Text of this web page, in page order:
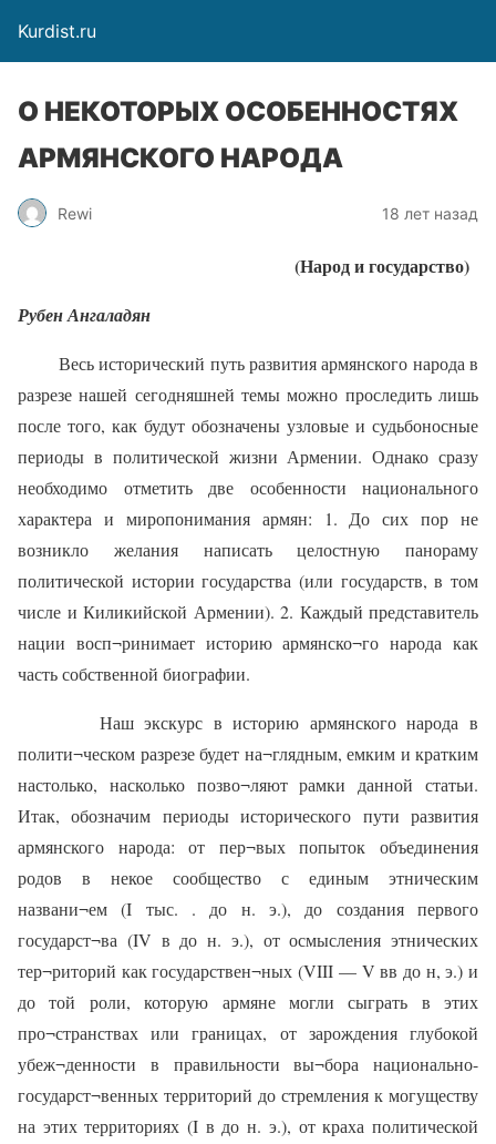
Kurdist.ru
О НЕКОТОРЫХ ОСОБЕННОСТЯХ
АРМЯНСКОГО НАРОДА
Rewi 18 лет назад
(Народ и государство)
Рубен Ангаладян
Весь исторический путь развития армянского народа в
разрезе нашей сегодняшней темы можно проследить лишь
после того, как будут обозначены узловые и судьбоносные
периоды в политической жизни Армении. Однако сразу
необходимо отметить две особенности национального
характера и миропонимания армян: 1. До сих пор не
возникло желания написать целостную панораму
политической истории государства (или государств, в том
числе и Киликийской Армении). 2. Каждый представитель
нации восп¬ринимает историю армянско¬го народа как
часть собственной биографии.
Наш экскурс в историю армянского народа в
полити¬ческом разрезе будет на¬глядным, емким и кратким
настолько, насколько позво¬ляют рамки данной статьи.
Итак, обозначим периоды исторического пути развития
армянского народа: от пер¬вых попыток объединения
родов в некое сообщество с единым этническим
названи¬ем (I тыс. . до н. э.), до создания первого
государст¬ва (IV в до н. э.), от осмысления этнических
тер¬риторий как государствен¬ных (VIII — V вв до н, э.) и
до той роли, которую армяне могли сыграть в этих
про¬странствах или границах, от зарождения глубокой
убеж¬денности в правильности вы¬бора национально-
государст¬венных территорий до стремления к могуществу
на этих территориях (I в до н. э.), от краха политической